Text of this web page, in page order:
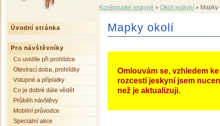
Koněpruské jeskyně »Okolí jeskyní » Mapky
Mapky okolí
Omlouvám se, vzhledem
rozcestí jeskyní jsem
než je aktualizuji.
Úvodní stránka
Pro návštěvníky
Co uvidíte při prohlídce
Otevírací doba, prohlídky
Vstupné a příplatky
Co je dobré dále vědět
Průběh návštěvy
Mobilní průvodce
Speciální akce